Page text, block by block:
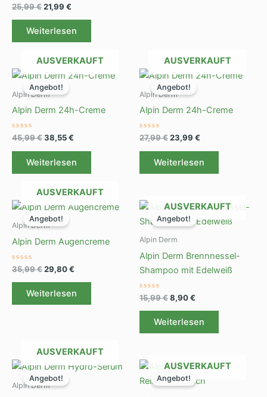
Bewertet
mit
0
von
25,99€21,99 €
Weiterlesen
AUSVERKAUFT
Angebot!
Alpin Derm
Alpin Derm 24h-Creme
Bewertet
mit
0
von
45,99€
Ursprünglicher
Preis
war:
38,55€
Aktueller
Weiterlesen
AUSVERKAUFT
Angebot!
Alpin Derm
Alpin Derm 24h-Creme
Bewertet
mit
0
von
27,99€
Ursprünglicher
Preis
war:
23,99 €
Aktueller
Weiterlesen
AUSVERKAUFT
Angebot!
Alpin Derm
Alpin Derm Augencreme
Bewertet
mit
0
von
35,99€
Ursprünglicher
Preis
war:
29,80€
Aktueller
Preis
Weiterlesen
AUSVERKAUFT
Angebot!
Alpin Derm
Alpin Derm Brennnessel-
Shampoo mit Edelweiß
Bewertet
mit
0
von
15,99€
Ursprünglicher
Preis
war:
8,90€
Aktueller
ist:
Weiterlesen
AUSVERKAUFT
Angebot!
Alpin Derm
Ursprünglicher
Preis
war:
Aktueller
Preis
AUSVERKAUFT
Angebot!
Ursprünglicher
Preis
war:
Aktueller
ist: